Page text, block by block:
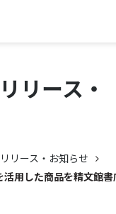
リース・
リース・お知らせ
活用した商品を精文館